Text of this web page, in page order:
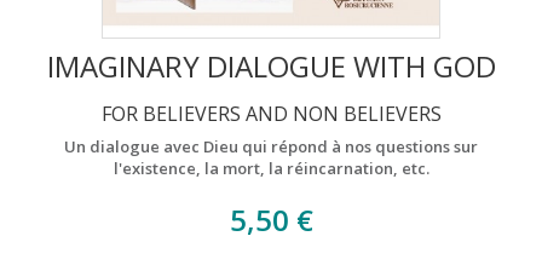
IMAGINARY DIALOGUE WITH GOD
FOR BELIEVERS AND NON BELIEVERS
Un dialogue avec Dieu qui répond à nos questions sur
l'existence, la mort, la réincarnation, etc.
5,50 €